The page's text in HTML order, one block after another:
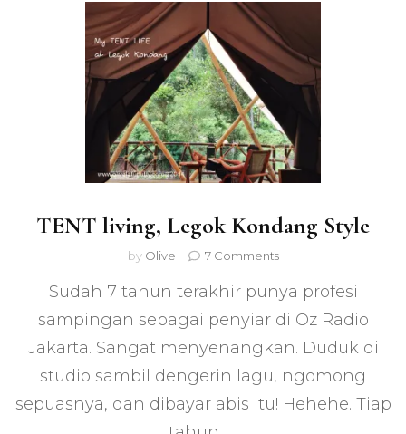
TENT living, Legok Kondang Style
by Olive 7 Commentson
living,
Kondang
Style
Sudah 7 tahun terakhir punya profesi
sampingan sebagai penyiar di Oz Radio
Jakarta. Sangat menyenangkan. Duduk di
studio sambil dengerin lagu, ngomong
sepuasnya, dan dibayar abis itu! Hehehe. Tiap